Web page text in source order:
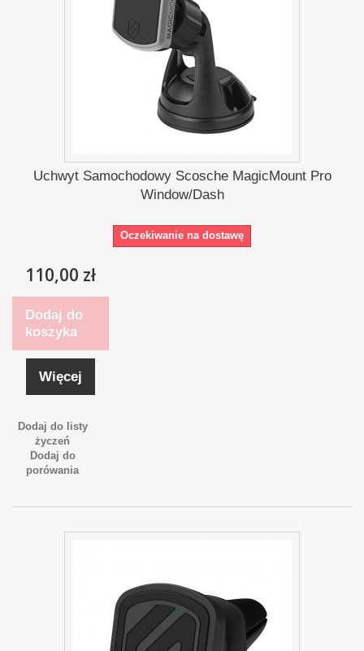
Uchwyt Samochodowy Scosche MagicMount Pro
Window/Dash
Oczekiwanie na dostawę
110,00 zł
Dodaj do
koszyka
Więcej
Dodaj do listy
życzeń
Dodaj do
porówania